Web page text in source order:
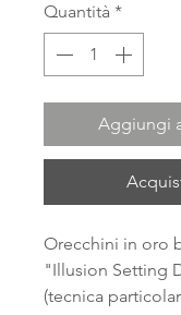
Quantità *
Aggiungi
Orecchini in oro
"Illusion Setting
(tecnica